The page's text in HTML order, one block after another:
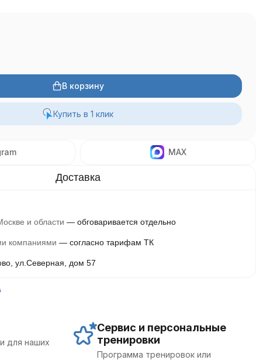
В корзину
Купить в 1 клик
MAX
и области обговаривается отдельно
компаниями согласно тарифам ТК
ул.Северная, дом 57
для наших
Сервис и персональные
тренировки
Программа тренировок или